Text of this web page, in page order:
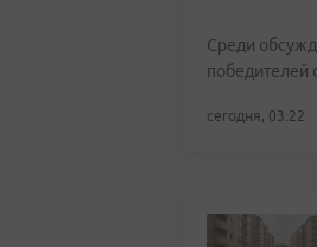
Среди
победителей
сегодня, 03:22